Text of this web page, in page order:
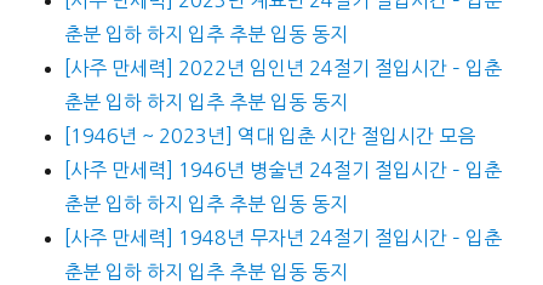
춘분 입하 하지 입추 추분 입동 동지
[사주 만세력] 2022년 임인년 24절기 절입시간 – 입춘
춘분 입하 하지 입추 추분 입동 동지
[1946년 ~ 2023년] 역대 입춘 시간 절입시간 모음
[사주 만세력] 1946년 병술년 24절기 절입시간 – 입춘
춘분 입하 하지 입추 추분 입동 동지
[사주 만세력] 1948년 무자년 24절기 절입시간 – 입춘
춘분 입하 하지 입추 추분 입동 동지